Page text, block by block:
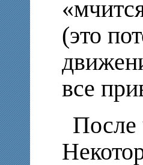
(это
все
После